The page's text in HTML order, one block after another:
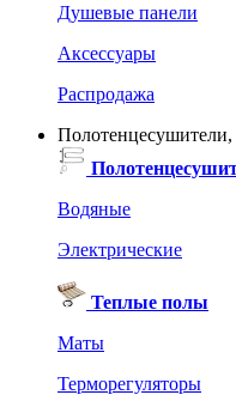
Душевые панели
Аксессуары
Распродажа
Водяные
Электрические
Теплые полы
Маты
Терморегуляторы